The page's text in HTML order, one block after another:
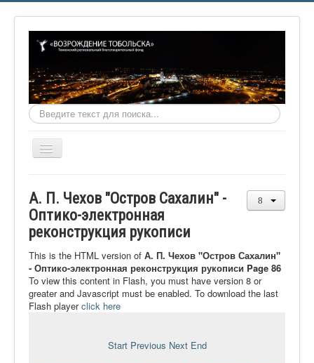
Искать...
Включить/
О фонде
Онлайн библиотека
Видеоматериалы
Контакты
Сайт проекта Достоевский
А. П. Чехов "Остров Сахалин" -
Оптико-электронная
реконструкция рукописи
This is the HTML version of А. П. Чехов "Остров Сахалин"
- Оптико-электронная реконструкция рукописи Page 86
To view this content in Flash, you must have version 8 or
greater and Javascript must be enabled. To download the last
Flash playerclick here
Start Previous Next End